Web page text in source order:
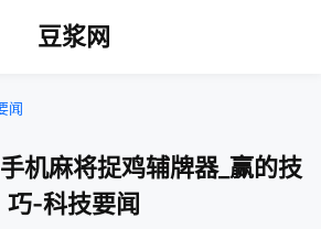
豆浆网
闻
机麻将捉鸡辅牌器_赢的技
巧-科技要闻